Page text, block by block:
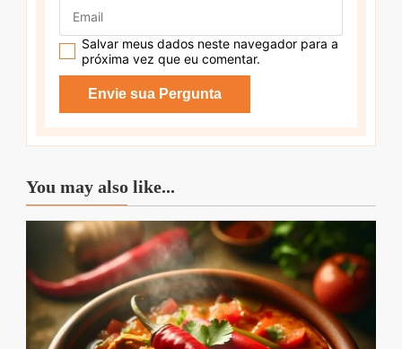
Salvar meus dados neste navegador para a
próxima vez que eu comentar.
You may also like...